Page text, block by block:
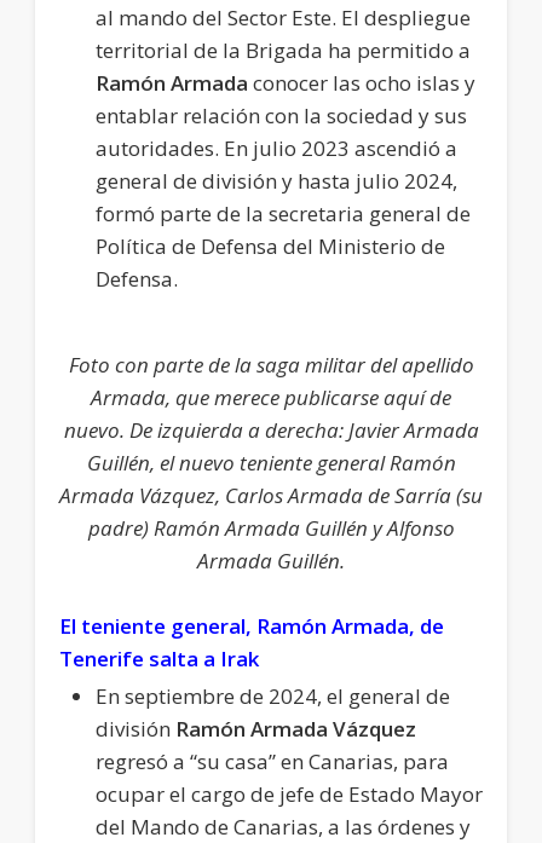
al mando del Sector Este. El despliegue
territorial de la Brigada ha permitido a
Ramón Armada conocer las ocho islas y
entablar relación con la sociedad y sus
autoridades. En julio 2023 ascendió a
general de división y hasta julio 2024,
formó parte de la secretaria general de
Política de Defensa del Ministerio de
Defensa.
Foto con parte de la saga militar del apellido
Armada, que merece publicarse aquí de
nuevo. De izquierda a derecha: Javier Armada
Guillén, el nuevo teniente general Ramón
Armada Vázquez, Carlos Armada de Sarría (su
padre) Ramón Armada Guillén y Alfonso
Armada Guillén.
El teniente general, Ramón Armada, de
Tenerife salta a Irak
En septiembre de 2024, el general de
división Ramón Armada Vázquez
regresó a “su casa” en Canarias, para
ocupar el cargo de jefe de Estado Mayor
del Mando de Canarias, a las órdenes y